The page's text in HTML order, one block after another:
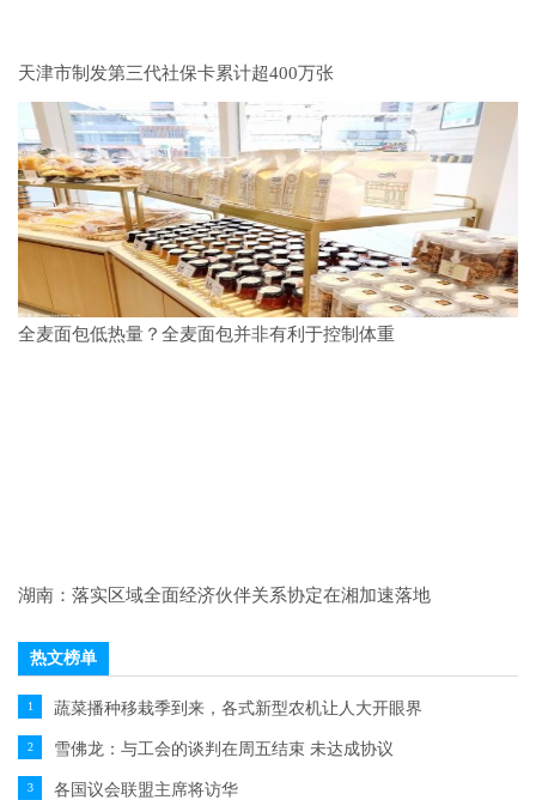
天津市制发第三代社保卡累计超400万张
全麦面包低热量？全麦面包并非有利于控制体重
湖南：落实区域全面经济伙伴关系协定在湘加速落地
热文榜单
1 蔬菜播种移栽季到来，各式新型农机让人大开眼界
2 雪佛龙：与工会的谈判在周五结束 未达成协议
3 各国议会联盟主席将访华